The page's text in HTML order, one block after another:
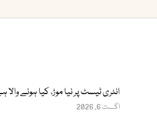
انٹری ٹیسٹ پر نیا موڑ، کیا ہونے والا
اگست 6, 2026